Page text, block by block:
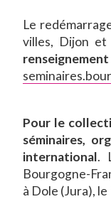
Le
villes, Dijon et
Pour le
séminaires,
international.
Bourgogne-
à Dole (Jura),